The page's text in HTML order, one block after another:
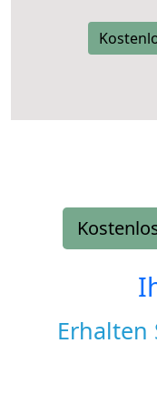
Erhalten